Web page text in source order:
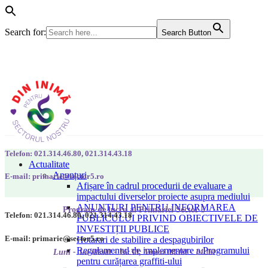
Search for: Search Button
Actualitate
Anunțuri
Afișare în cadrul procedurii de evaluare a
impactului diverselor proiecte asupra mediului
ANUNȚURI PENTRU INFORMAREA
PUBLICULUI PRIVIND OBIECTIVELE DE
INVESTIȚII PUBLICE
Hotarari de stabilire a despagubirilor
Regulamentul de implementare a Programului
pentru curățarea graffiti-ului
Telefon: 021.314.46.80, 021.314.43.18
E-mail: primarie@sector5.ro
Program de lucru al Primăriei Sector 5
Luni - Joi 08:00 - 16:30; Vineri 08:00 - 14:00
Telefon: 021.314.46.80, 021.314.43.18
E-mail: primarie@sector5.ro